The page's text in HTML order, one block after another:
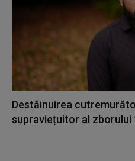
Destăinuirea
supraviețuitor al zborului